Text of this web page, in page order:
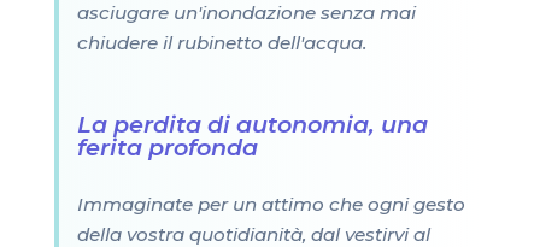
asciugare un'inondazione senza mai
chiudere il rubinetto dell'acqua.
La perdita di autonomia, una
ferita profonda
Immaginate per un attimo che ogni gesto
della vostra quotidianità, dal vestirvi al